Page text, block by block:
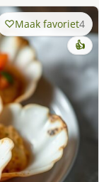
Maak favoriet4
👍